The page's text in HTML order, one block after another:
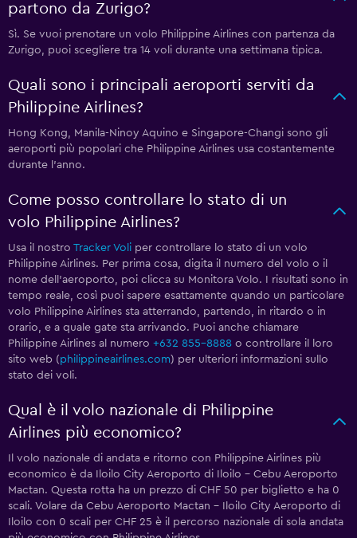
partono da Zurigo?
Sì. Se vuoi prenotare un volo Philippine Airlines con partenza da
Zurigo, puoi scegliere tra 14 voli durante una settimana tipica.
Quali sono i principali aeroporti serviti da
Philippine Airlines?
Hong Kong, Manila-Ninoy Aquino e Singapore-Changi sono gli
aeroporti più popolari che Philippine Airlines usa costantemente
durante l'anno.
Come posso controllare lo stato di un
volo Philippine Airlines?
Usa il nostro Tracker Voli per controllare lo stato di un volo
Philippine Airlines. Per prima cosa, digita il numero del volo o il
nome dell'aeroporto, poi clicca su Monitora Volo. I risultati sono in
tempo reale, così puoi sapere esattamente quando un particolare
volo Philippine Airlines sta atterrando, partendo, in ritardo o in
orario, e a quale gate sta arrivando. Puoi anche chiamare
Philippine Airlines al numero +632 855-8888 o controllare il loro
sito web (philippineairlines.com) per ulteriori informazioni sullo
stato dei voli.
Qual è il volo nazionale di Philippine
Airlines più economico?
Il volo nazionale di andata e ritorno con Philippine Airlines più
economico è da Iloilo City Aeroporto di Iloilo - Cebu Aeroporto
Mactan. Questa rotta ha un prezzo di CHF 50 per biglietto e ha 0
scali. Volare da Cebu Aeroporto Mactan - Iloilo City Aeroporto di
Iloilo con 0 scali per CHF 25 è il percorso nazionale di sola andata